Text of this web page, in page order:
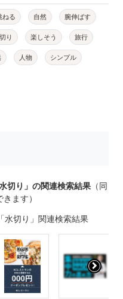
ねる 自然 腕伸ばす
り 楽しそう 旅行
人物 シンプル
切り」の関連検索結果 （同
ます）
水切り」関連検索結果